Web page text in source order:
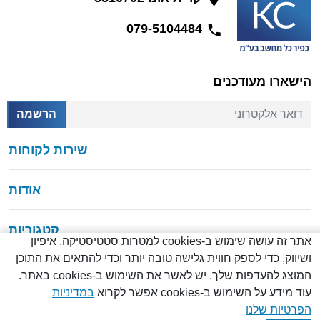
הישארו מעודכנים
דואר אלקטרוני הרשמה
שירות לקוחות
אודות
קטגוריות
אתר זה עושה שימוש ב-cookies למטרות סטטיסטיקה, איפיון
ושיווק, כדי לספק חווית גלישה טובה יותר וכדי להתאים את התוכן
המוצג להעדפות שלך. יש לאשר את השימוש ב-cookies באתר.
עוד מידע על השימוש ב-cookies אפשר לקרוא
במדיניות
הפרטיות שלנו